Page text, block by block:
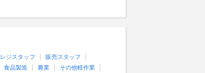
レジスタッフ
販売スタッフ
食品製造 農業
その他軽作業